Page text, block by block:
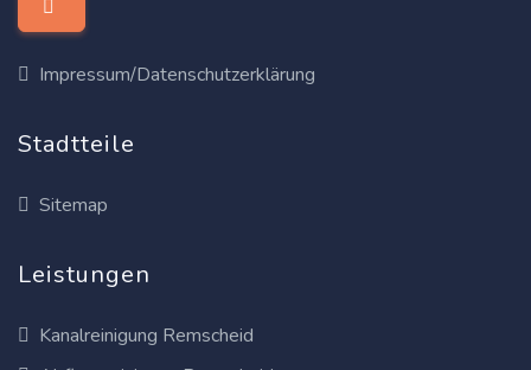
Impressum/Datenschutzerklärung
Stadtteile
Sitemap
Leistungen
Kanalreinigung Remscheid